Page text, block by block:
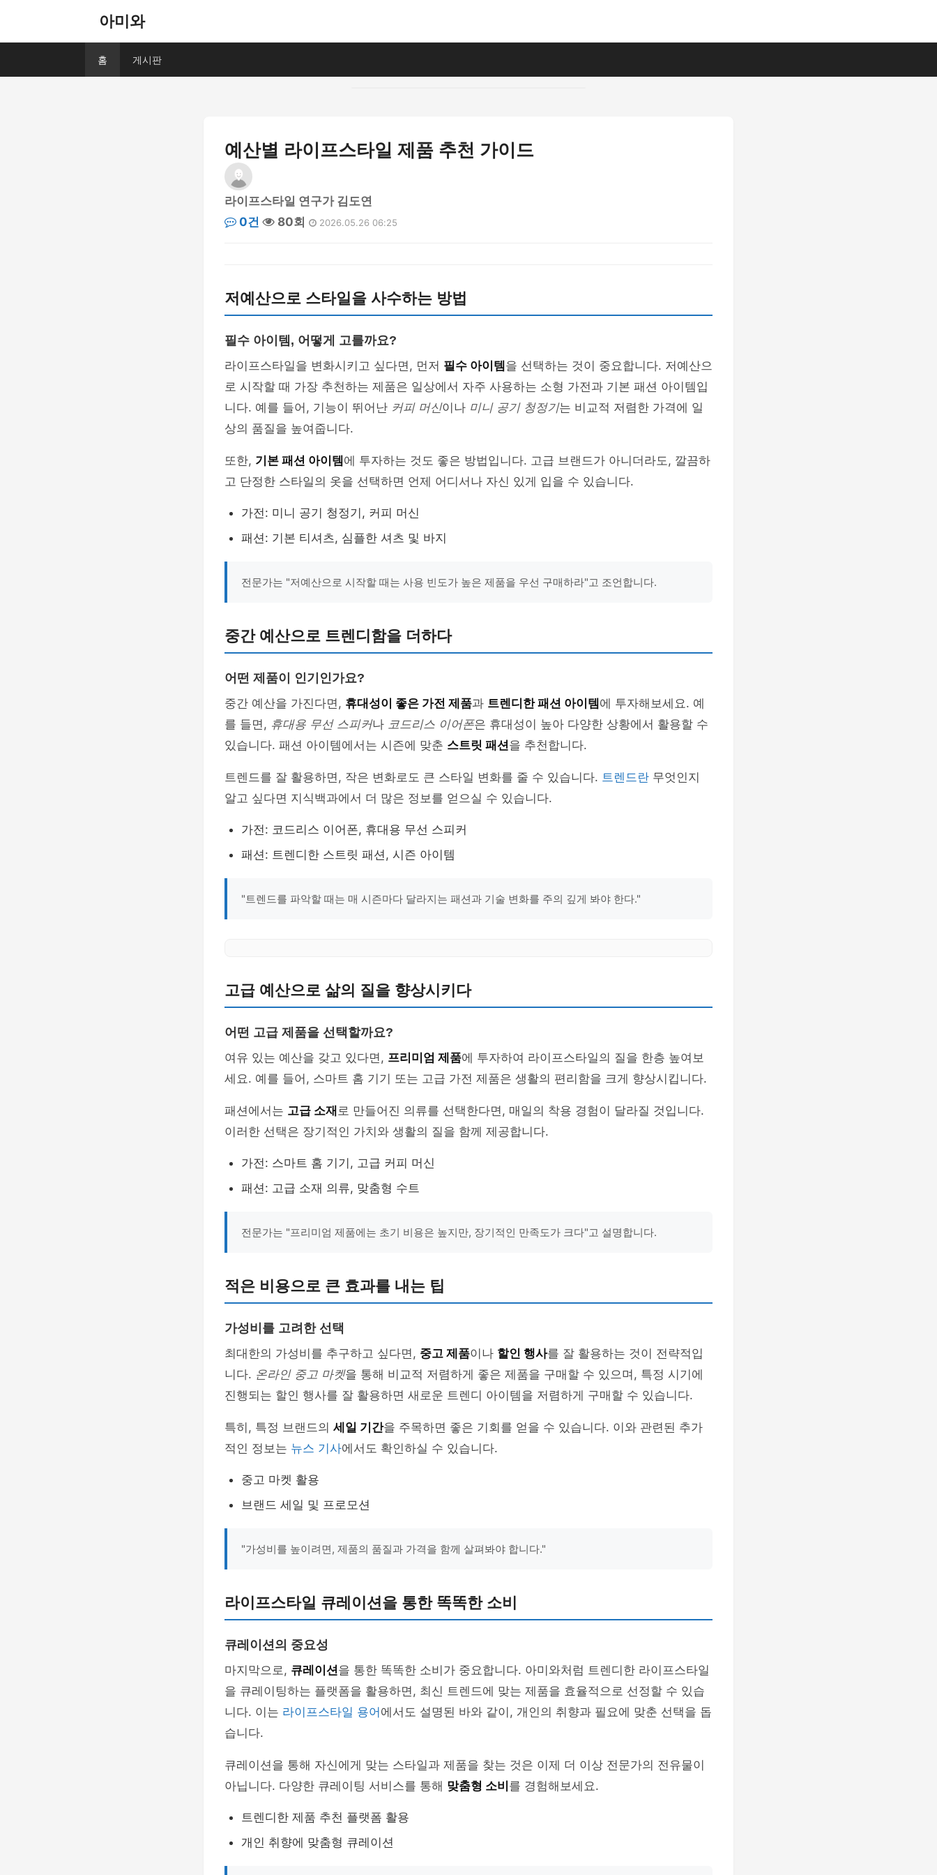
아미와
홈 게시판
예산별 라이프스타일 제품 추천 가이드
라이프스타일 연구가 김도연
0건
80회 2026.05.26 06:25
저예산으로 스타일을 사수하는 방법
필수 아이템, 어떻게 고를까요?
라이프스타일을 변화시키고 싶다면, 먼저 필수 아이템 을 선택하는 것이 중요합니다. 저예산으
로 시작할 때 가장 추천하는 제품은 일상에서 자주 사용하는 소형 가전과 기본 패션 아이템입
니다. 예를 들어, 기능이 뛰어난 커피 머신이나 미니 공기 청정기는 비교적 저렴한 가격에 일
상의 품질을 높여줍니다.
또한, 기본 패션 아이템 에 투자하는 것도 좋은 방법입니다. 고급 브랜드가 아니더라도, 깔끔하
고 단정한 스타일의 옷을 선택하면 언제 어디서나 자신 있게 입을 수 있습니다.
가전: 미니 공기 청정기, 커피 머신
패션: 기본 티셔츠, 심플한 셔츠 및 바지
전문가는 "저예산으로 시작할 때는 사용 빈도가 높은 제품을 우선 구매하라"고 조언합니다.
중간 예산으로 트렌디함을 더하다
어떤 제품이 인기인가요?
중간 예산을 가진다면, 휴대성이 좋은 가전 제품과 트렌디한 패션 아이템 에 투자해보세요. 예
를 들면, 휴대용 무선 스피커나 코드리스 이어폰은 휴대성이 높아 다양한 상황에서 활용할 수
있습니다. 패션 아이템에서는 시즌에 맞춘 스트릿 패션을 추천합니다.
트렌드를 잘 활용하면, 작은 변화로도 큰 스타일 변화를 줄 수 있습니다. 트렌드란 무엇인지
알고 싶다면 지식백과에서 더 많은 정보를 얻으실 수 있습니다.
가전: 코드리스 이어폰, 휴대용 무선 스피커
패션: 트렌디한 스트릿 패션, 시즌 아이템
"트렌드를 파악할 때는 매 시즌마다 달라지는 패션과 기술 변화를 주의 깊게 봐야 한다."
고급 예산으로 삶의 질을 향상시키다
어떤 고급 제품을 선택할까요?
여유 있는 예산을 갖고 있다면, 프리미엄 제품에 투자하여 라이프스타일의 질을 한층 높여보
세요. 예를 들어, 스마트 홈 기기 또는 고급 가전 제품은 생활의 편리함을 크게 향상시킵니다.
패션에서는 고급 소재 로 만들어진 의류를 선택한다면, 매일의 착용 경험이 달라질 것입니다.
이러한 선택은 장기적인 가치와 생활의 질을 함께 제공합니다.
가전: 스마트 홈 기기, 고급 커피 머신
패션: 고급 소재 의류, 맞춤형 수트
전문가는 "프리미엄 제품에는 초기 비용은 높지만, 장기적인 만족도가 크다"고 설명합니다.
적은 비용으로 큰 효과를 내는 팁
가성비를 고려한 선택
최대한의 가성비를 추구하고 싶다면, 중고 제품이나 할인 행사를 잘 활용하는 것이 전략적입
니다. 온라인 중고 마켓을 통해 비교적 저렴하게 좋은 제품을 구매할 수 있으며, 특정 시기에
진행되는 할인 행사를 잘 활용하면 새로운 트렌디 아이템을 저렴하게 구매할 수 있습니다.
특히, 특정 브랜드의 세일 기간을 주목하면 좋은 기회를 얻을 수 있습니다. 이와 관련된 추가
적인 정보는 뉴스 기사에서도 확인하실 수 있습니다.
중고 마켓 활용
브랜드 세일 및 프로모션
"가성비를 높이려면, 제품의 품질과 가격을 함께 살펴봐야 합니다."
라이프스타일 큐레이션을 통한 똑똑한 소비
큐레이션의 중요성
마지막으로, 큐레이션을 통한 똑똑한 소비가 중요합니다. 아미와처럼 트렌디한 라이프스타일
을 큐레이팅하는 플랫폼을 활용하면, 최신 트렌드에 맞는 제품을 효율적으로 선정할 수 있습
니다. 이는 라이프스타일 용어 에서도 설명된 바와 같이, 개인의 취향과 필요에 맞춘 선택을 돕
습니다.
큐레이션을 통해 자신에게 맞는 스타일과 제품을 찾는 것은 이제 더 이상 전문가의 전유물이
아닙니다. 다양한 큐레이팅 서비스를 통해 맞춤형 소비 를 경험해보세요.
트렌디한 제품 추천 플랫폼 활용
개인 취향에 맞춤형 큐레이션